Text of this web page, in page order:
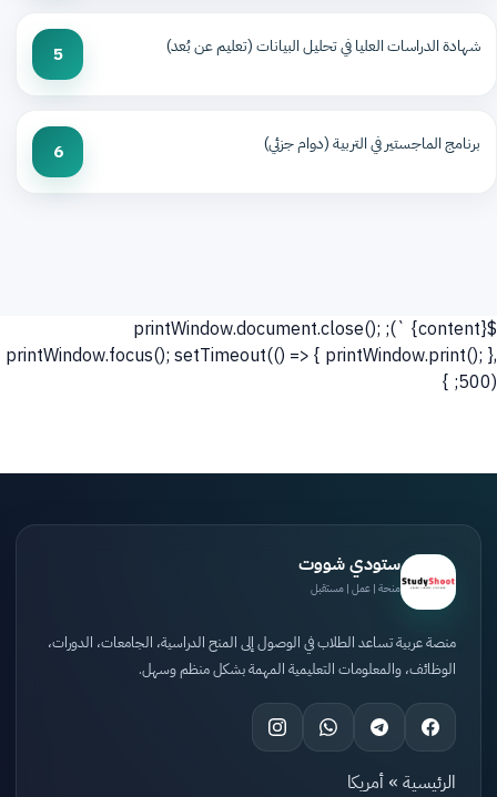
شهادة الدراسات العليا في تحليل البيانات (تعليم عن بُعد) 5
برنامج الماجستير في التربية (دوام جزئي) 6
${content}
`); printWindow.document.close();
printWindow.focus(); setTimeout(() => { printWindow.print(); },
500); }
ستودي شووت
منحة | عمل | مستقبل
منصة عربية تساعد الطلاب في الوصول إلى المنح الدراسية، الجامعات، الدورات،
الوظائف، والمعلومات التعليمية المهمة بشكل منظم وسهل.
الرئيسية » أمريكا